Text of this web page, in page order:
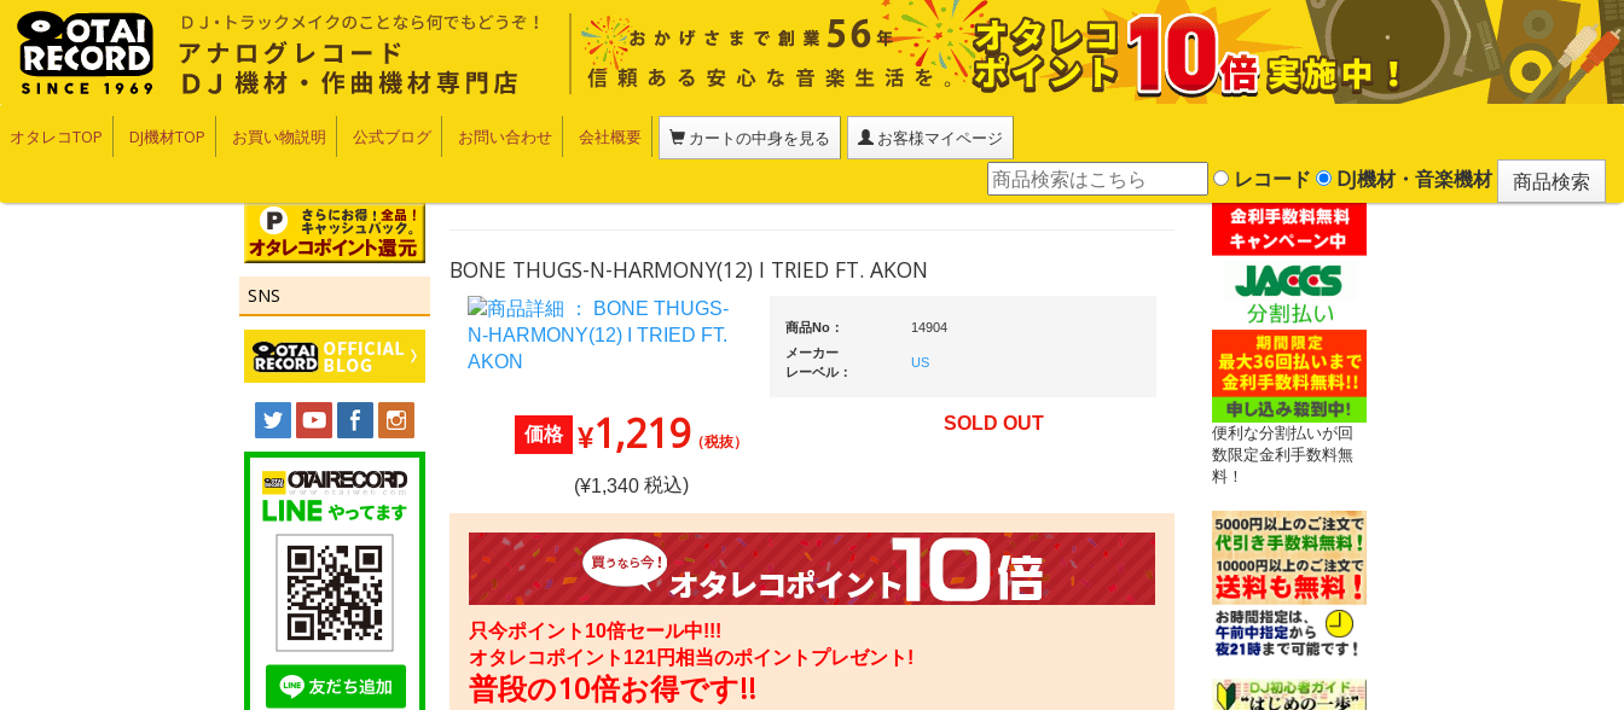
オタレコTOP DJ機材TOP お買い物説明 公式ブログ お問い合わせ 会社概要 カートの中身を見る お客様マイページ
レコード DJ機材・音楽機材
SNS
便利な分割払いが回
数限定金利手数料無
料！
BONE THUGS-N-HARMONY(12) I TRIED FT. AKON
商品No：
14904
メーカー
レーベル：
US
価格 ¥1,219（税抜）
(¥1,340税込)
SOLD OUT
只今ポイント10倍セール中!!!
オタレコポイント 121円相当のポイントプレゼント!
普段の10倍お得です!!